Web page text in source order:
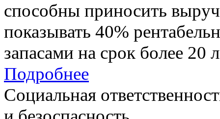
способны приносить
показывать 40%
запасами на срок более 20
Подробнее
Социальная